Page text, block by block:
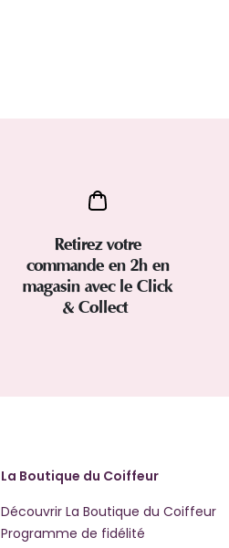
Retirez votre
commande en 2h en
magasin avec le Click
& Collect
La Boutique du Coiffeur
Découvrir La Boutique du Coiffeur
Programme de fidélité